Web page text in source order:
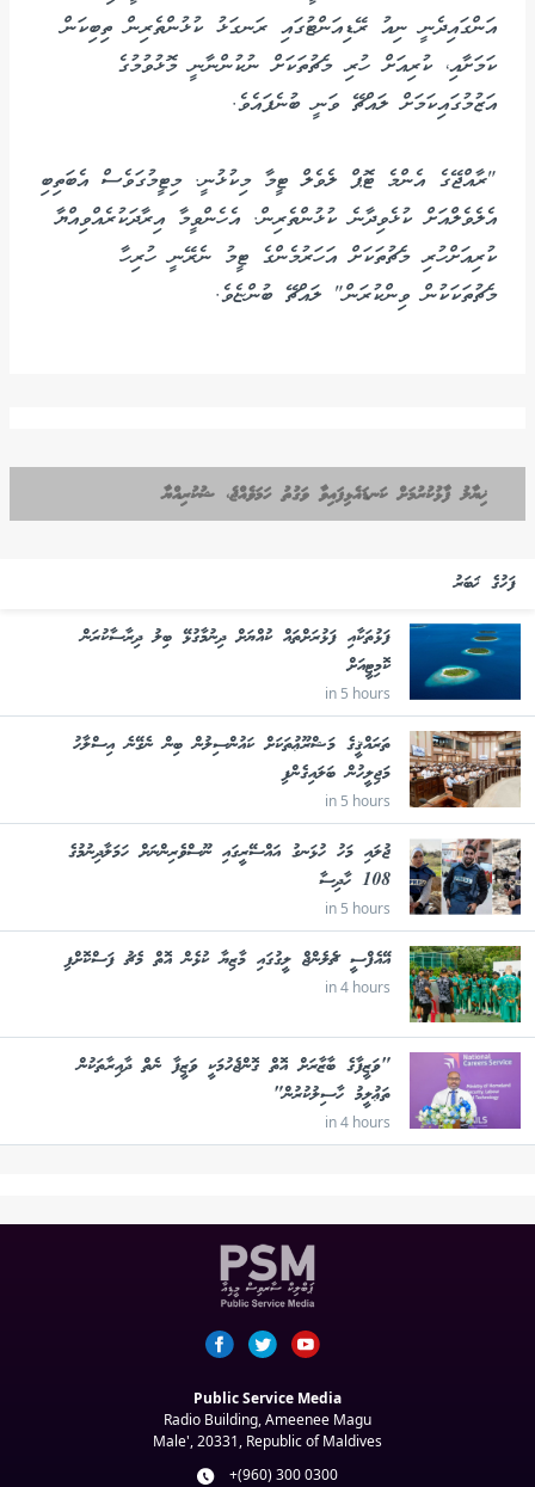
އަންގައިދެނީ ނިއު ރޭޑިއަންޓުގައި ރަނގަޅު ކުޅުންތެރިން ތިބިކަން
ކަމަށާއި، ކުރިއަށް ހުރި މެޗުތަކަށް ނުކުންނާނީ މޮޅުވުމުގެ
އަޒުމުގައިކަމަށް ލައްޗޭ ވަނީ ބުނެފައެވެ.
"ރާއްޖޭގެ އެންމެ ޓޮޕް ލެވެލް ޓީމާ މިކުޅުނީ. މިޓީމުގަވެސް އެބަތިބި
އެލެވެލްއަށް ކުޅެވިދާނެ ކުޅުންތެރިން. އެހެންވީމާ އިރާދަކުރެއްވިއްޔާ
ކުރިއަށްހުރި މެޗުތަކަށް އަހަރުމެންގެ ޓީމު ނެރޭނީ ހުރިހާ
މެޗުތަކަކުން ވިންކުރަން" ލައްޗޭ ބުންޏެވެ.
ޚިޔާލު ފާޅުކުރުމަށް ކަނޑައެޅިފައިވާ ވަގުތު ހަމަވެއްޖެ، ޝުކުރިއްޔާ
ފަހުގެ ޚަބަރު
ފަޅުތަކާއި ފަޅުރަށްތައް ކުއްޔަށް ދިނުމާގުޅޭ ބިލު ދިރާސާކުރަން
ކޮމިޓީއަށް
in 5 hours
ތަރައްޤީގެ މަޝްރޫޢުތަކަށް ކައުންސިލުން ބިން ނެގޭނެ އިސްލާހު
މަޖިލީހުން ބަލައިގެންފި
in 5 hours
ޖުލައި މަހު ހުޅަނގު އައްސޭރީގައި ނޫސްވެރިންނަށް ހަމަލާދިނުމުގެ
108 ހާދިސާ
in 5 hours
އޭއެފްސީ ޗެލެންޖް ލީގުގައި މާޒިޔާ ކުޅެން އޮތް މެޗު ފަސްކޮށްފި
in 4 hours
"ވަޒީފާގެ ބާޒާރަށް އޮތް ގޮންޖެހުމަކީ ވަޒީފާ ނެތް ދާއިރާތަކުން
ތަޢުލީމު ހާސިލުކުރުން"
in 4 hours
Public Service Media
Radio Building, Ameenee Magu
Male', 20331, Republic of Maldives
+(960) 300 0300